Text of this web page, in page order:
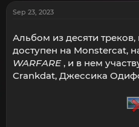
Sep 23, 2023
Альбом из десяти
доступен на Monstercat,
WARFARE, и в нем
Crankdat, Джессика